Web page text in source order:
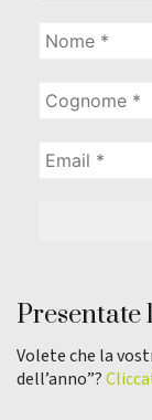
Volete che la
dell’anno”?